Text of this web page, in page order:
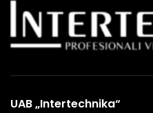
UAB „Intertechnika“